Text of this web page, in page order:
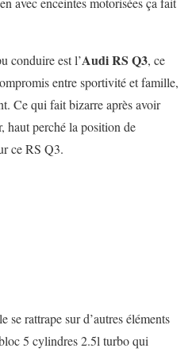
conduire est l’Audi RS Q3, ce
entre sportivité et famille,
Ce qui fait bizarre après avoir
haut perché la position de
ce RS Q3.
se rattrape sur d’autres éléments
5 cylindres 2.5l turbo qui